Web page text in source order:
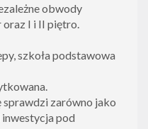
obwody
I i II piętro.
szkoła podstawowa
sprawdzi zarówno jako
pod